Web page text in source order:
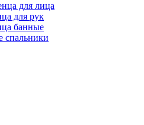
для лица
для рук
банные
спальники